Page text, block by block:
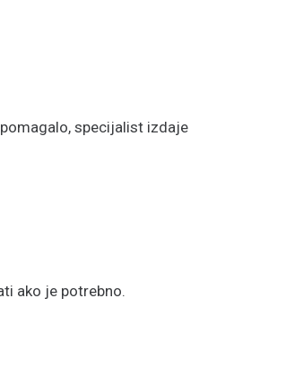
specijalist izdaje
ako je potrebno.